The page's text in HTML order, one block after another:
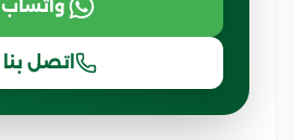
واتساب
اتصل بنا